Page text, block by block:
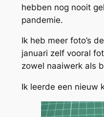
hebben nog nooit
pandemie.
Ik heb meer foto’s
januari zelf vooral
zowel naaiwerk als
Ik leerde een nieuw